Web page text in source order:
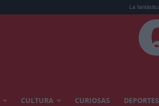
La fantástica bruma
CULTURA CURIOSAS DEPORTES